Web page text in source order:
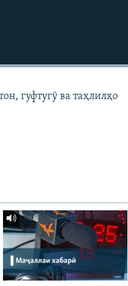
гуфтугӯ ва таҳлилҳо